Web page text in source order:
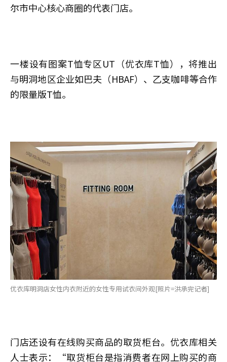
尔市中心核心商圈的代表门店。
一楼设有图案T恤专区UT（优衣库T恤），将推出
与明洞地区企业如巴夫（HBAF）、乙支咖啡等合作
的限量版T恤。
优衣库明洞店女性内衣附近的女性专用试衣间外观[照片=洪承完记者]
门店还设有在线购买商品的取货柜台。优衣库相关
人士表示：“取货柜台是指消费者在网上购买的商